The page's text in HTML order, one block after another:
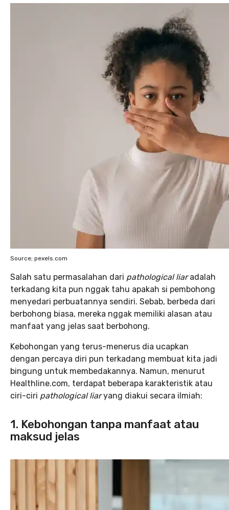
Source; pexels.com
Salah satu permasalahan dari pathological liaradalah
terkadang kita pun nggak tahu apakah si pembohong
menyedari perbuatannya sendiri. Sebab, berbeda dari
berbohong biasa, mereka nggak memiliki alasan atau
manfaat yang jelas saat berbohong.
Kebohongan yang terus-menerus dia ucapkan
dengan percaya diri pun terkadang membuat kita jadi
bingung untuk membedakannya. Namun, menurut
Healthline.com, terdapat beberapa karakteristik atau
ciri-ciri pathological liaryang diakui secara ilmiah:
1. Kebohongan tanpa manfaat atau
maksud jelas